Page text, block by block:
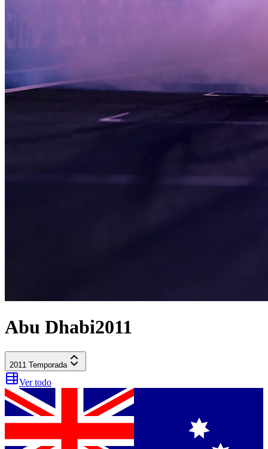
Abu Dhabi2011
2011 Temporada
Ver todo